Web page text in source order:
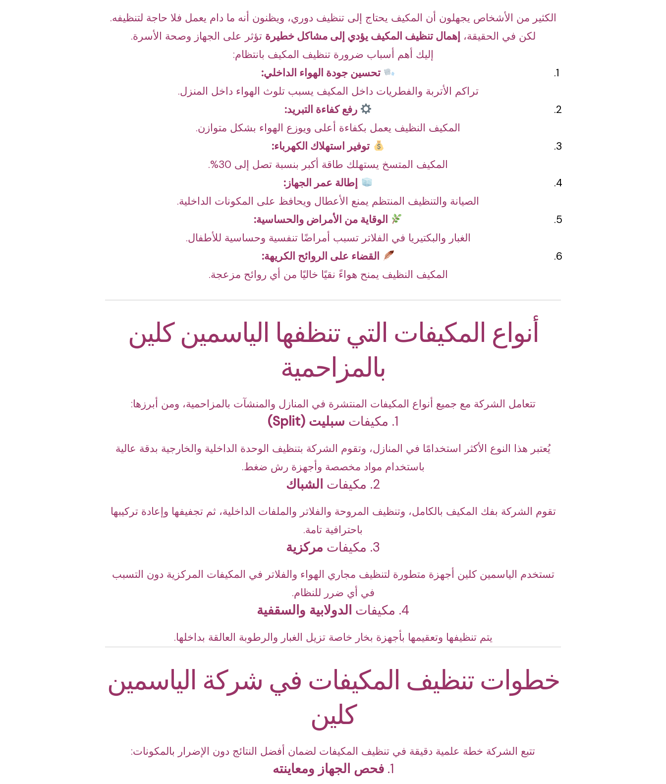
الكثير من الأشخاص يجهلون أن المكيف يحتاج إلى تنظيف دوري، ويظنون أنه ما دام يعمل فلا حاجة لتنظيفه.
لكن في الحقيقة، إهمال تنظيف المكيف يؤدي إلى مشاكل خطيرة تؤثر على الجهاز وصحة الأسرة.
إليك أهم أسباب ضرورة تنظيف المكيف بانتظام:
تحسين جودة الهواء الداخلي:
تراكم الأتربة والفطريات داخل المكيف يسبب تلوث الهواء داخل المنزل.
رفع كفاءة التبريد:
المكيف النظيف يعمل بكفاءة أعلى ويوزع الهواء بشكل متوازن.
توفير استهلاك الكهرباء:
المكيف المتسخ يستهلك طاقة أكبر بنسبة تصل إلى 30%.
إطالة عمر الجهاز:
الصيانة والتنظيف المنتظم يمنع الأعطال ويحافظ على المكونات الداخلية.
الوقاية من الأمراض والحساسية:
الغبار والبكتيريا في الفلاتر تسبب أمراضًا تنفسية وحساسية للأطفال.
القضاء على الروائح الكريهة:
المكيف النظيف يمنح هواءً نقيًا خاليًا من أي روائح مزعجة.
أنواع المكيفات التي تنظفها الياسمين كلين
بالمزاحمية
تتعامل الشركة مع جميع أنواع المكيفات المنتشرة في المنازل والمنشآت بالمزاحمية، ومن أبرزها:
1. مكيفات سبليت (Split)
يُعتبر هذا النوع الأكثر استخدامًا في المنازل، وتقوم الشركة بتنظيف الوحدة الداخلية والخارجية بدقة عالية
باستخدام مواد مخصصة وأجهزة رش ضغط.
2. مكيفات الشباك
تقوم الشركة بفك المكيف بالكامل، وتنظيف المروحة والفلاتر والملفات الداخلية، ثم تجفيفها وإعادة تركيبها
باحترافية تامة.
3. مكيفات مركزية
تستخدم الياسمين كلين أجهزة متطورة لتنظيف مجاري الهواء والفلاتر في المكيفات المركزية دون التسبب
في أي ضرر للنظام.
4. مكيفات الدولابية والسقفية
يتم تنظيفها وتعقيمها بأجهزة بخار خاصة تزيل الغبار والرطوبة العالقة بداخلها.
خطوات تنظيف المكيفات في شركة الياسمين
كلين
تتبع الشركة خطة علمية دقيقة في تنظيف المكيفات لضمان أفضل النتائج دون الإضرار بالمكونات:
1. فحص الجهاز ومعاينته